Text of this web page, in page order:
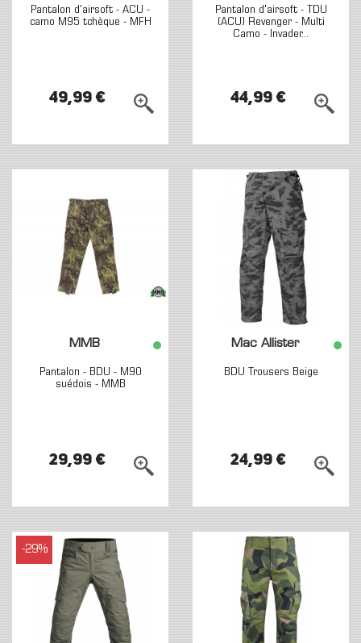
Pantalon d'airsoft - ACU -
camo M95 tchèque - MFH
49,99 €
Pantalon d'airsoft - TDU
(ACU) Revenger - Multi
Camo - Invader...
44,99 €
MMB
Pantalon - BDU - M90
suédois - MMB
29,99 €
Mac Allister
BDU Trousers Beige
24,99 €
-29%